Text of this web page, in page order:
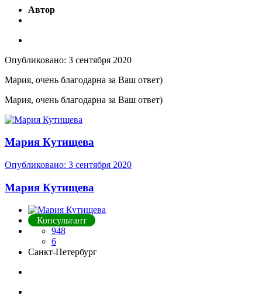
Автор
Опубликовано: 3 сентября 2020
Мария, очень благодарна за Ваш ответ)
Мария, очень благодарна за Ваш ответ)
Мария Кутищева
Опубликовано: 3 сентября 2020
Мария Кутищева
Консультант
948
6
Санкт-Петербург